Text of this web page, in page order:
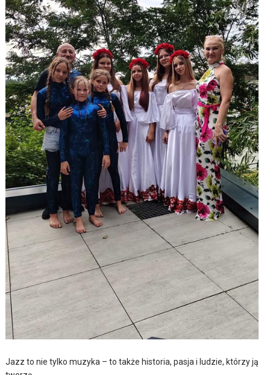
Jazz to nie tylko muzyka – to także historia, pasja i ludzie, którzy ją